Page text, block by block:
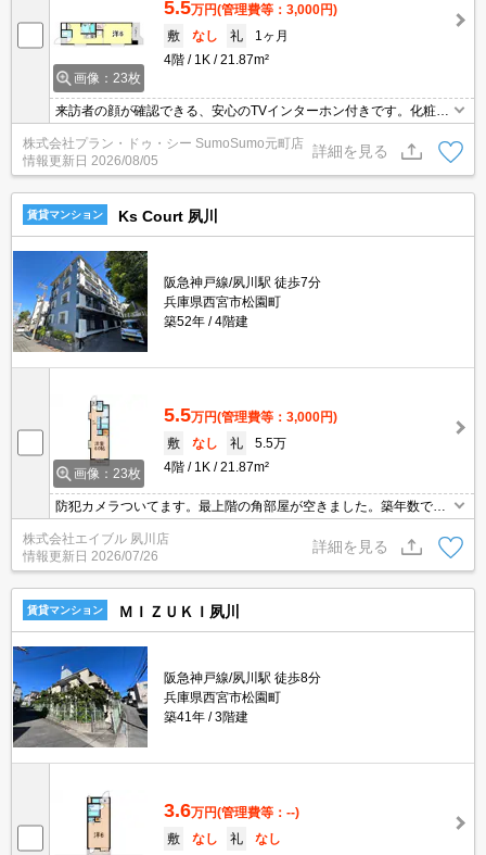
画像：23枚
5.5万円(管理費等：3,000円)
敷
なし 礼
1ヶ月
4階
1K 21.87m²
来訪者の顔が確認できる、安心のTVインターホン付きです。化粧品
やスタイリング剤などをまとめて出して、サッと身支度を整えられ
る洗面化粧台が付いております。収納はシューズボックス・クロゼ
ットなど豊富なので、衣類や履き物の整理がしやすく便利です。造
りとデザインに関して、自信をもって情報を提供できるマンション
です。
株式会社プラン・ドゥ・シー SumoSumo元町店
情報更新日 2026/08/05
詳細を見る
賃貸マンション Ks Court 夙川
阪急神戸線/夙川駅 徒歩7分
兵庫県西宮市松園町
築52年
4階建
画像：23枚
5.5万円(管理費等：3,000円)
敷
なし 礼
5.5万
4階
1K 21.87m²
防犯カメラついてます。最上階の角部屋が空きました。築年数では
想像できないきれいなお部屋。独立洗面台が便利。インターネット
無料で使い放題。ぜひお問い合わせください!。
株式会社エイブル 夙川店
情報更新日 2026/07/26
詳細を見る
賃貸マンション ＭＩＺＵＫＩ夙川
阪急神戸線/夙川駅 徒歩8分
兵庫県西宮市松園町
築41年
3階建
3.6万円(管理費等：--)
敷
なし 礼
なし